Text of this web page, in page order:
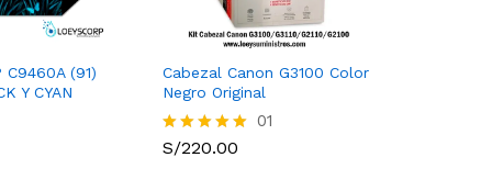
C9460A (91)
Y CYAN
Cabezal Canon G3100 Color
Negro Original
Valorado
01
S/220.00